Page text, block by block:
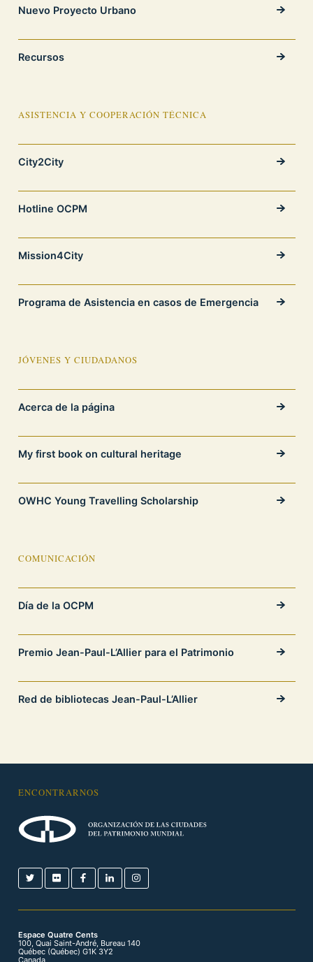
Nuevo Proyecto Urbano
Recursos
ASISTENCIA Y COOPERACIÓN TÉCNICA
City2City
Hotline OCPM
Mission4City
Programa de Asistencia en casos de Emergencia
JÓVENES Y CIUDADANOS
Acerca de la página
My first book on cultural heritage
OWHC Young Travelling Scholarship
COMUNICACIÓN
Día de la OCPM
Premio Jean-Paul-L’Allier para el Patrimonio
Red de bibliotecas Jean-Paul-L’Allier
ENCONTRARNOS
Espace Quatre Cents
100, Quai Saint-André, Bureau 140
Québec (Québec) G1K 3Y2